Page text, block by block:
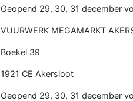
Geopend 29, 30, 31 december
VUURWERK MEGAMARKT
Boekel 39
1921 CE Akersloot
Geopend 29, 30, 31 december